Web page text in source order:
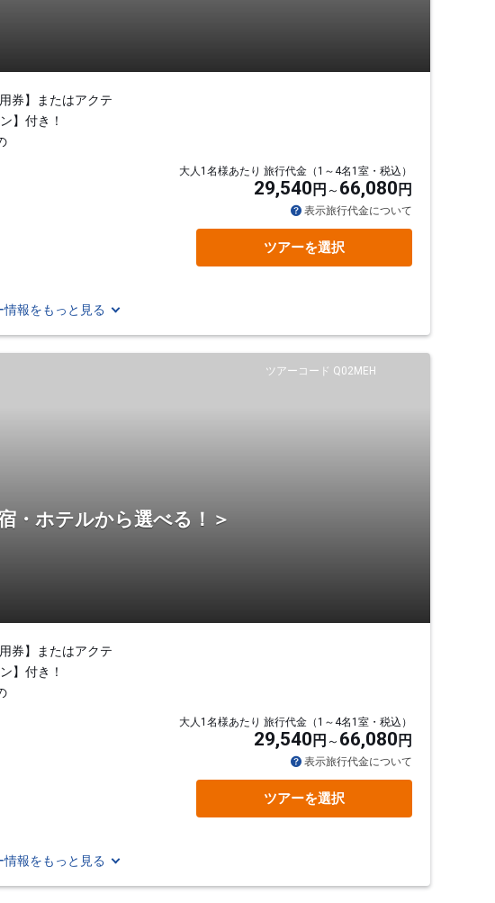
券】またはアクテ
】付き！
大人1名様あたり 旅行代金（1～4名1室・税込）
29,540 円 66,080 円
表示旅行代金について
ツアーを選択
情報をもっと見る
ツアーコード Q02MEH
ホテルから選べる！＞
券】またはアクテ
】付き！
大人1名様あたり 旅行代金（1～4名1室・税込）
29,540 円 66,080 円
表示旅行代金について
ツアーを選択
情報をもっと見る